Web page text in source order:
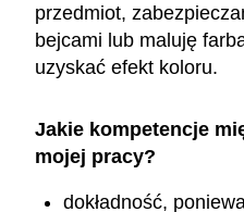
przedmiot,
bejcami lub maluję
uzyskać efekt koloru.
Jakie kompetencje
mojej pracy?
dokładność,